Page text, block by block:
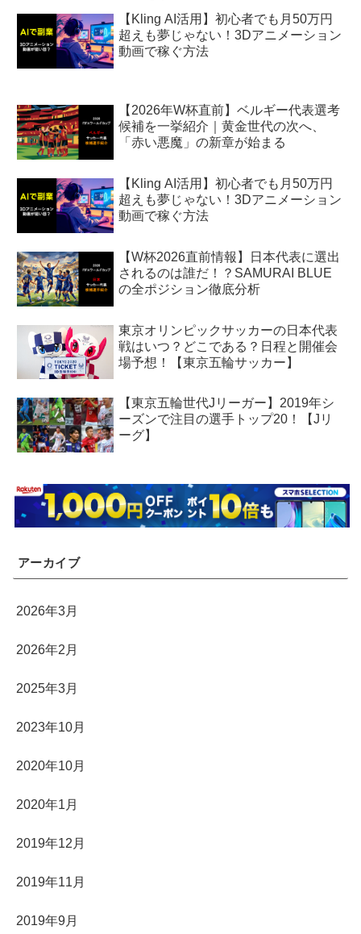
【Kling AI活用】初心者でも月50万円
超えも夢じゃない！3Dアニメーション
動画で稼ぐ方法
【2026年W杯直前】ベルギー代表選考
候補を一挙紹介｜黄金世代の次へ、
「赤い悪魔」の新章が始まる
【Kling AI活用】初心者でも月50万円
超えも夢じゃない！3Dアニメーション
動画で稼ぐ方法
【W杯2026直前情報】日本代表に選出
されるのは誰だ！？SAMURAI BLUE
の全ポジション徹底分析
東京オリンピックサッカーの日本代表
戦はいつ？どこである？日程と開催会
場予想！【東京五輪サッカー】
【東京五輪世代Jリーガー】2019年シ
ーズンで注目の選手トップ20！【Jリ
ーグ】
アーカイブ
2026年3月
2026年2月
2025年3月
2023年10月
2020年10月
2020年1月
2019年12月
2019年11月
2019年9月